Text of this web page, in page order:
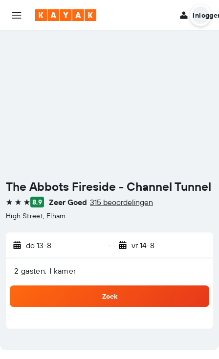
The Abbots Fireside - Channel Tunnel
3 sterren8,9 Zeer Goed 315 beoordelingen
High Street, Elham
do 13-8 - vr 14-8
2 gasten, 1 kamer
Zoek